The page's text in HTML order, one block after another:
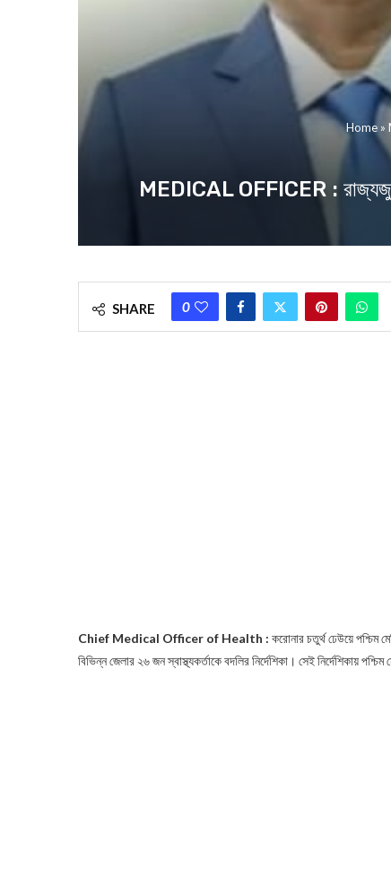
Home»
MEDICAL OFFICER : রাজ্যজুড়ে
SHARE 0
Chief Medical Officer of Health : করোনার চতুর্থ ঢেউয়ে পশ্চিম
বিভিন্ন জেলার ২৬ জন স্বাস্থ্যকর্তাকে বদলির নির্দেশিকা। সেই নির্দেশিকায়